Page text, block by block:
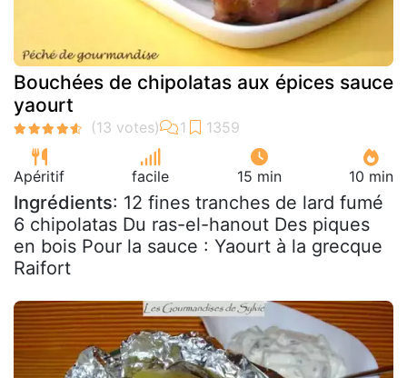
Bouchées de chipolatas aux épices sauce
yaourt
Apéritif facile 15 min 10 min
Ingrédients: 12 fines tranches de lard fumé
6 chipolatas Du ras-el-hanout Des piques
en bois Pour la sauce : Yaourt à la grecque
Raifort